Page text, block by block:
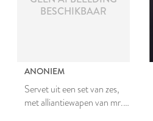
BESCHIKBAAR
ANONIEM
Servet uit een set van zes,
met alliantiewapen van mr.